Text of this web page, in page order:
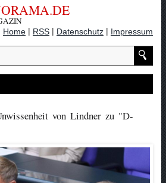
Home | RSS | Datenschutz | Impressum
von Lindner zu "D-